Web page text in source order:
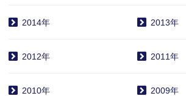
2014年 2013年
2012年 2011年
2010年 2009年